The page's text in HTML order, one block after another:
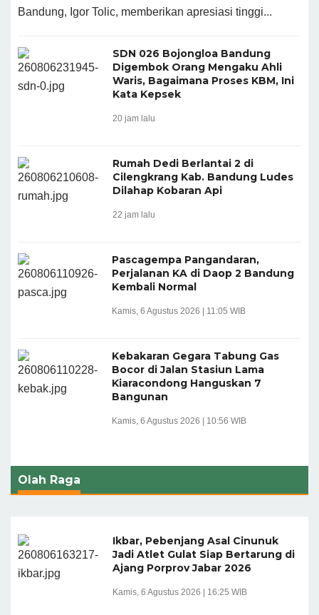
Bandung, Igor Tolic, memberikan apresiasi tinggi...
SDN 026 Bojongloa Bandung
Digembok Orang Mengaku Ahli
Waris, Bagaimana Proses KBM, Ini
Kata Kepsek
20 jam lalu
Rumah Dedi Berlantai 2 di
Cilengkrang Kab. Bandung Ludes
Dilahap Kobaran Api
22 jam lalu
Pascagempa Pangandaran,
Perjalanan KA di Daop 2 Bandung
Kembali Normal
Kamis, 6 Agustus 2026 | 11:05 WIB
Kebakaran Gegara Tabung Gas
Bocor di Jalan Stasiun Lama
Kiaracondong Hanguskan 7
Bangunan
Kamis, 6 Agustus 2026 | 10:56 WIB
Olah Raga
Ikbar, Pebenjang Asal Cinunuk
Jadi Atlet Gulat Siap Bertarung di
Ajang Porprov Jabar 2026
Kamis, 6 Agustus 2026 | 16:25 WIB